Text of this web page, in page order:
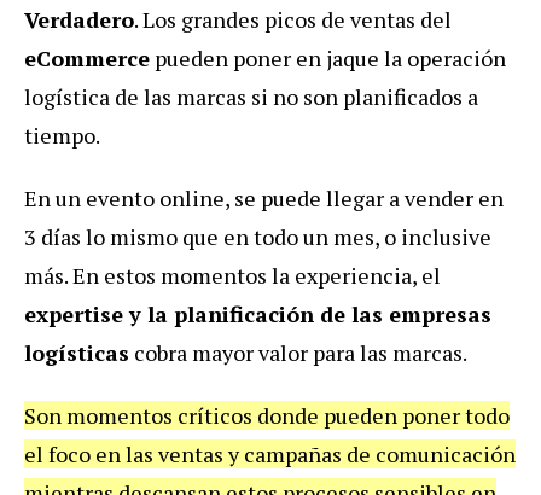
Verdadero. Los grandes picos de ventas del
eCommerce pueden poner en jaque la operación
logística de las marcas si no son planificados a
tiempo.
En un evento online, se puede llegar a vender en
3 días lo mismo que en todo un mes, o inclusive
más. En estos momentos la experiencia, el
expertise y la planificación de las empresas
logísticas cobra mayor valor para las marcas.
Son momentos críticos donde pueden poner todo
el foco en las ventas y campañas de comunicación